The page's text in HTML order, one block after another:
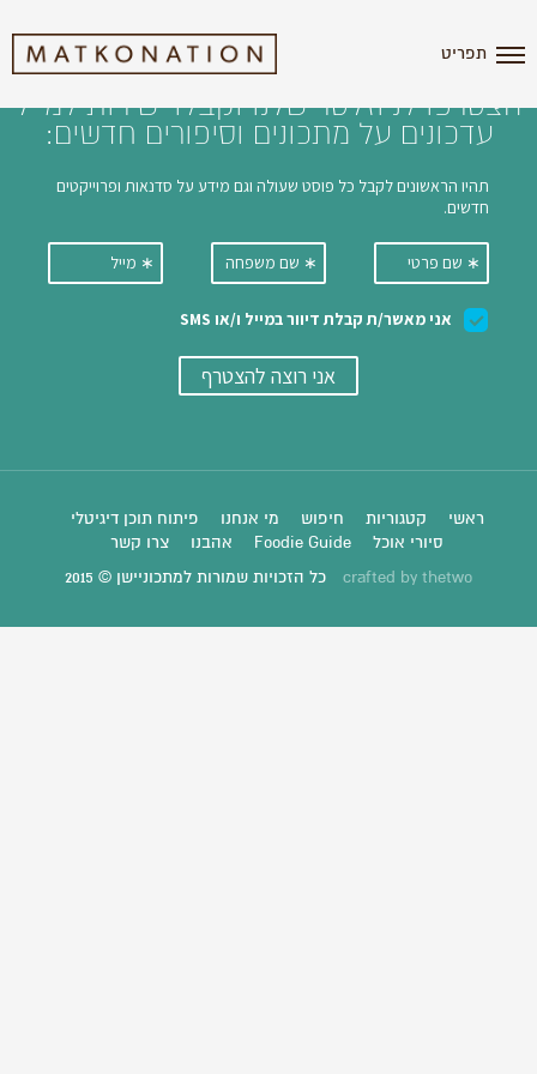
תפריט
הצטרפו לניוזלטר שלנו וקבלו ישירות למייל
עדכונים על מתכונים וסיפורים חדשים:
ראשי קטגוריות חיפוש מי אנחנו
פיתוח תוכן דיגיטלי
סיורי אוכל
Foodie Guide אהבנו צרו קשר
crafted by thetwo כל הזכויות שמורות למתכוניישן © 2015